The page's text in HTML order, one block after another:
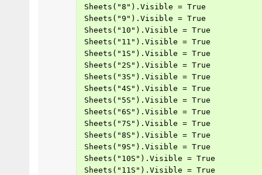
Sheets("8").Visible = True
Sheets("9").Visible = True
Sheets("10").Visible = True
Sheets("11").Visible = True
Sheets("1S").Visible = True
Sheets("2S").Visible = True
Sheets("3S").Visible = True
Sheets("4S").Visible = True
Sheets("5S").Visible = True
Sheets("6S").Visible = True
Sheets("7S").Visible = True
Sheets("8S").Visible = True
Sheets("9S").Visible = True
Sheets("10S").Visible = True
Sheets("11S").Visible = True